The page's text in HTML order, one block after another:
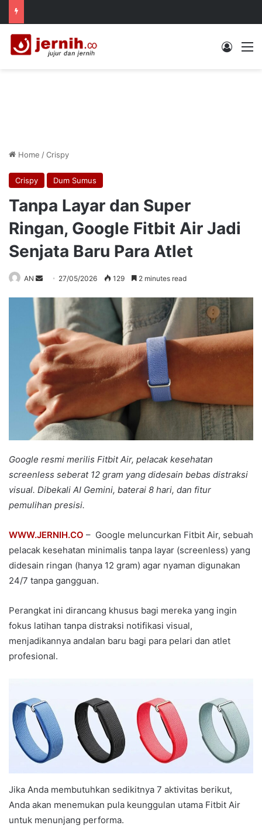
Log In
Home /Crispy
Crispy Dum Sumus
Tanpa Layar dan Super
Ringan, Google Fitbit Air Jadi
Senjata Baru Para Atlet
AN
Send 27/05/2026 129 2 minutes read
Google resmi merilis Fitbit Air, pelacak kesehatan
screenless seberat 12 gram yang didesain bebas distraksi
visual. Dibekali AI Gemini, baterai 8 hari, dan fitur
pemulihan presisi.
WWW.JERNIH.CO – Google meluncurkan Fitbit Air, sebuah
pelacak kesehatan minimalis tanpa layar (screenless) yang
didesain ringan (hanya 12 gram) agar nyaman digunakan
24/7 tanpa gangguan.
Perangkat ini dirancang khusus bagi mereka yang ingin
fokus latihan tanpa distraksi notifikasi visual,
menjadikannya andalan baru bagi para pelari dan atlet
profesional.
Jika Anda membutuhkan sedikitnya 7 aktivitas berikut,
Anda akan menemukan pula keunggulan utama Fitbit Air
untuk menunjang performa.